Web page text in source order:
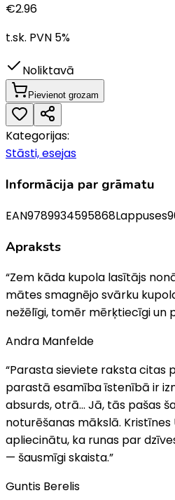
€2.96
t.sk. PVN 5%
Noliktavā
Pievienot grozam
Kategorijas:
Stāsti, esejas
Informācija par grāmatu
EAN9789934595868Lappuses
Apraksts
“Zem kāda kupola lasītājs
mātes smagnējo svārku
nežēlīgi, tomēr mērķtiecīgi un
Andra Manfelde
“Parasta sieviete raksta citas
parastā esamība īstenībā ir
absurds, otrā… Jā, tās pašas
noturēšanas mākslā.
apliecinātu, ka runas par
— šausmīgi skaista.”
Guntis Berelis